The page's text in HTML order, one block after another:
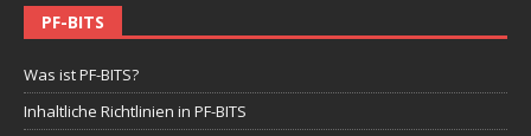
PF-BITS
Was ist PF-BITS?
Inhaltliche Richtlinien in PF-BITS